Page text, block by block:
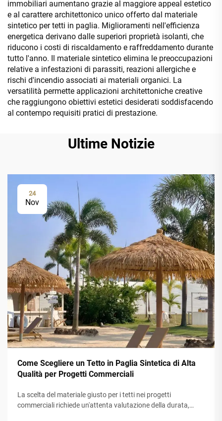
immobiliari aumentano grazie al maggiore appeal estetico
e al carattere architettonico unico offerto dal materiale
sintetico per tetti in paglia. Miglioramenti nell'efficienza
energetica derivano dalle superiori proprietà isolanti, che
riducono i costi di riscaldamento e raffreddamento durante
tutto l'anno. Il materiale sintetico elimina le preoccupazioni
relative a infestazioni di parassiti, reazioni allergiche e
rischi d'incendio associati ai materiali organici. La
versatilità permette applicazioni architettoniche creative
che raggiungono obiettivi estetici desiderati soddisfacendo
al contempo requisiti pratici di prestazione.
Ultime Notizie
24
Nov
Come Scegliere un Tetto in Paglia Sintetica di Alta
Qualità per Progetti Commerciali
La scelta del materiale giusto per i tetti nei progetti
commerciali richiede un'attenta valutazione della durata,